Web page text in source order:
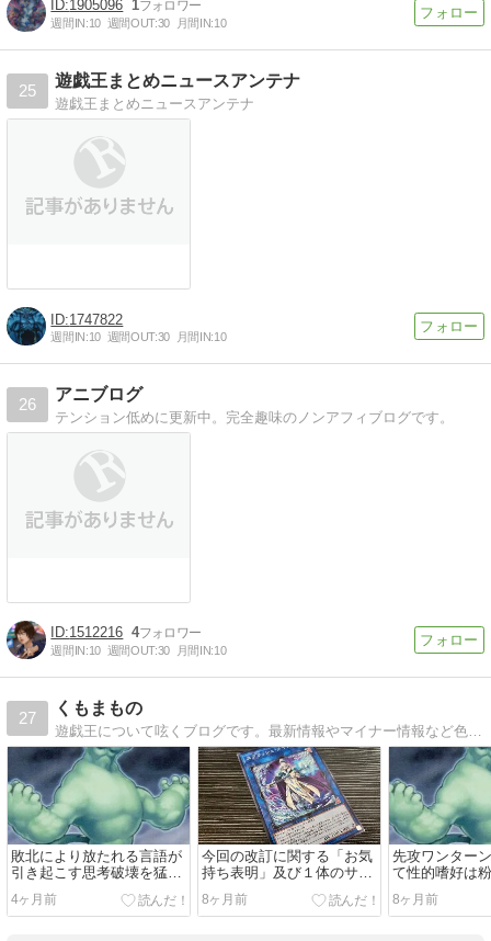
1905096 1
週間IN:10 週間OUT:30 月間IN:10
25
遊戯王まとめニュースアンテナ
遊戯王まとめニュースアンテナ
1747822
週間IN:10 週間OUT:30 月間IN:10
26
アニブログ
テンション低めに更新中。完全趣味のノンアフィブログです。
1512216 4
週間IN:10 週間OUT:30 月間IN:10
27
くもまもの
遊戯王について呟くブログです。最新情報やマイナー情報など色々あるので是非どうぞ。
敗北により放たれる言語が
引き起こす思考破壊を猛烈
に考察する
4ヶ月前
今回の改訂に関する「お気
持ち表明」及び１体のサイ
バース族の消失について
8ヶ月前
先攻ワンター
て性的嗜好は
8ヶ月前